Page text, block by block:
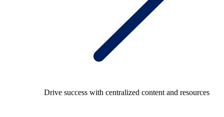
Drive success with centralized content and resources